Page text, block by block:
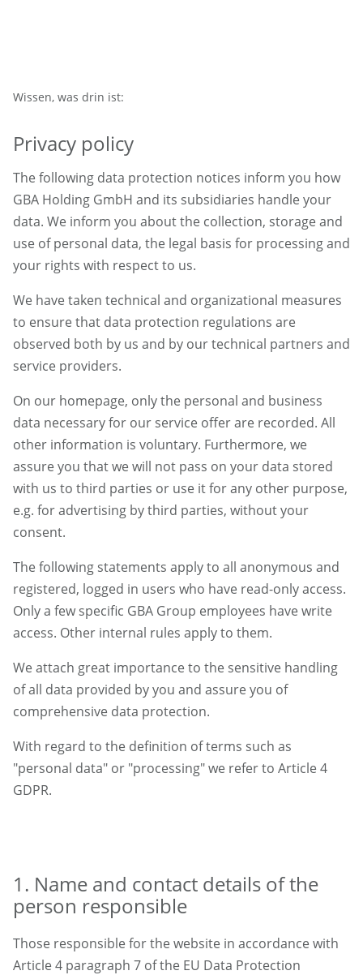
Wissen, was drin ist:
Privacy policy
The following data protection notices inform you how
GBA Holding GmbH and its subsidiaries handle your
data. We inform you about the collection, storage and
use of personal data, the legal basis for processing and
your rights with respect to us.
We have taken technical and organizational measures
to ensure that data protection regulations are
observed both by us and by our technical partners and
service providers.
On our homepage, only the personal and business
data necessary for our service offer are recorded. All
other information is voluntary. Furthermore, we
assure you that we will not pass on your data stored
with us to third parties or use it for any other purpose,
e.g. for advertising by third parties, without your
consent.
The following statements apply to all anonymous and
registered, logged in users who have read-only access.
Only a few specific GBA Group employees have write
access. Other internal rules apply to them.
We attach great importance to the sensitive handling
of all data provided by you and assure you of
comprehensive data protection.
With regard to the definition of terms such as
"personal data" or "processing"we refer to Article 4
GDPR.
1. Name and contact details of the
person responsible
Those responsible for the website in accordance with
Article 4 paragraph 7 of the EU Data Protection